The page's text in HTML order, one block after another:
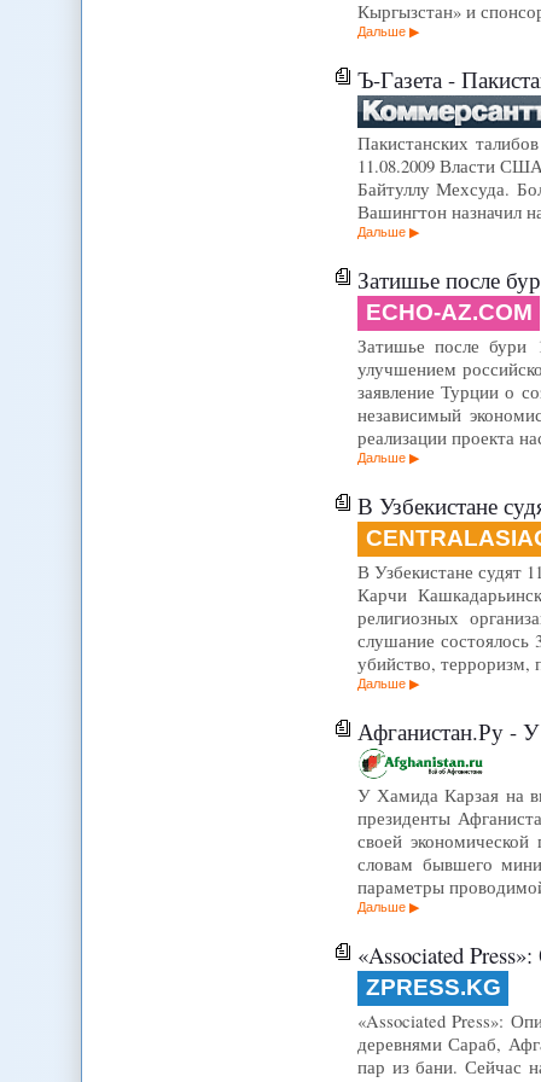
Кыргызстан» и
Дальше
Ъ-Газета -
Пакистанских
11.08.2009 Власти
Байтуллу Мехсуда.
Вашингтон назначил
Дальше
Затишье после
ECHO-AZ.COM
Затишье после бури
улучшением
заявление Турции о
независимый
реализации проекта
Дальше
В Узбекистане
В Узбекистане судят
Карчи
религиозных
слушание состоялось
убийство, терроризм,
Дальше
Афганистан.Ру -
У Хамида Карзая на
президенты
своей
словам бывшего
параметры
Дальше
«Associated
ZPRESS.KG
«Associated Press»:
деревнями Сараб,
пар из бани. Сейчас